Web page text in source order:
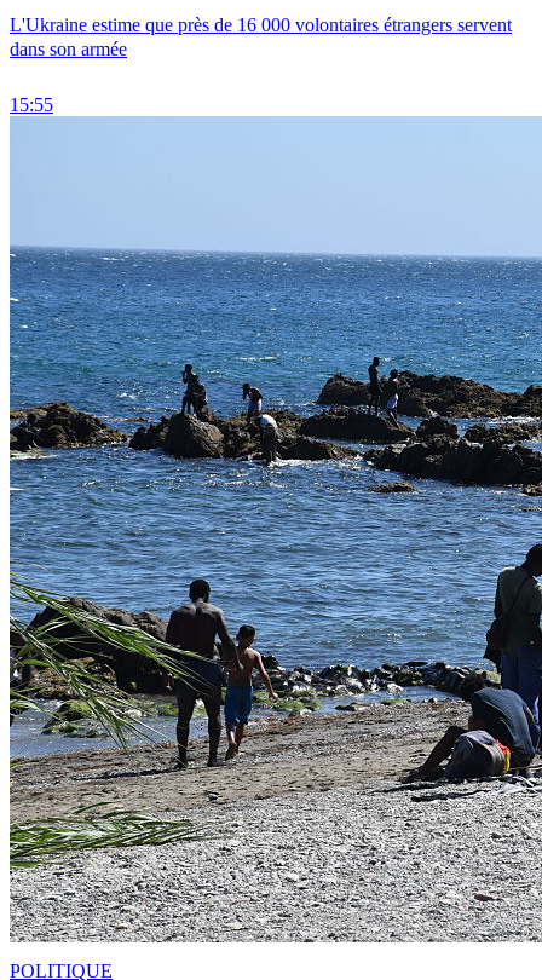
L'Ukraine estime que près de 16 000 volontaires étrangers servent
dans son armée
15:55
POLITIQUE